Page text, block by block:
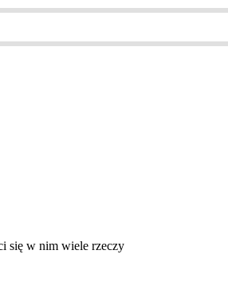
się w nim wiele rzeczy